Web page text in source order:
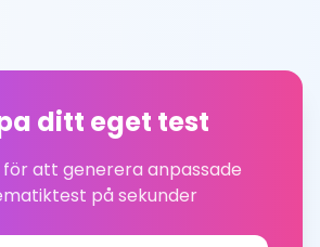
ditt eget test
för att generera anpassade
på sekunder